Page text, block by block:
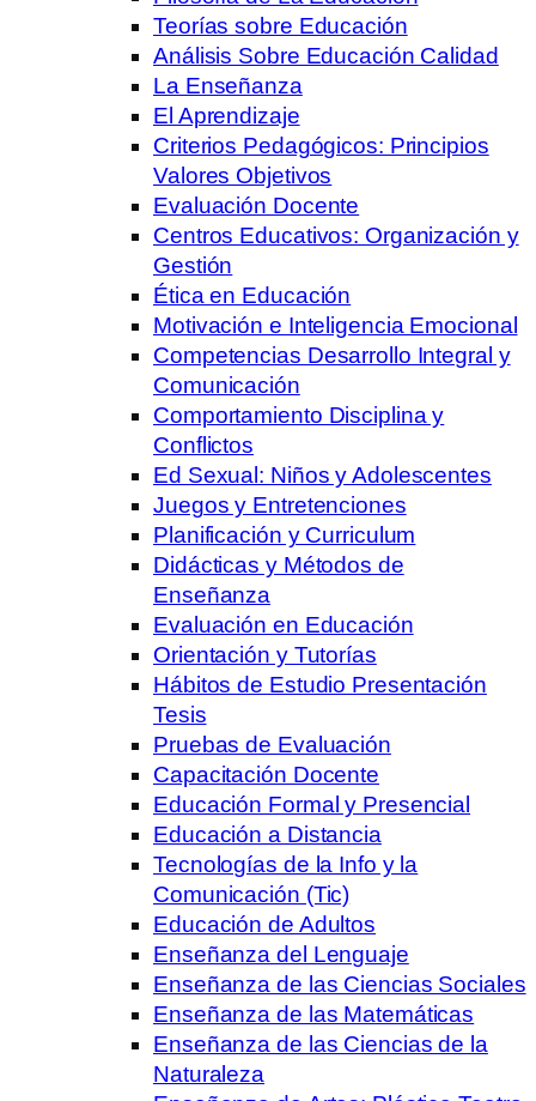
Teorías sobre Educación
Análisis Sobre Educación Calidad
La Enseñanza
El Aprendizaje
Criterios Pedagógicos: Principios
Valores Objetivos
Evaluación Docente
Centros Educativos: Organización y
Gestión
Ética en Educación
Motivación e Inteligencia Emocional
Competencias Desarrollo Integral y
Comunicación
Comportamiento Disciplina y
Conflictos
Ed Sexual: Niños y Adolescentes
Juegos y Entretenciones
Planificación y Curriculum
Didácticas y Métodos de
Enseñanza
Evaluación en Educación
Orientación y Tutorías
Hábitos de Estudio Presentación
Tesis
Pruebas de Evaluación
Capacitación Docente
Educación Formal y Presencial
Educación a Distancia
Tecnologías de la Info y la
Comunicación (Tic)
Educación de Adultos
Enseñanza del Lenguaje
Enseñanza de las Ciencias Sociales
Enseñanza de las Matemáticas
Enseñanza de las Ciencias de la
Naturaleza